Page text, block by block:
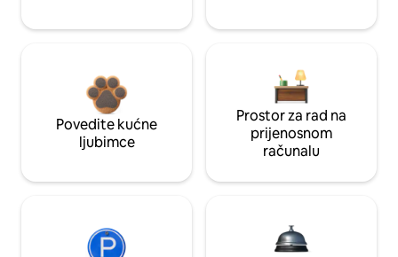
Povedite kućne
ljubimce
Prostor za rad na
prijenosnom
računalu